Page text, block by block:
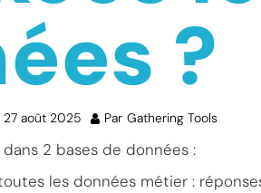
?
27 août 2025 Par Gathering Tools
2 bases de données :
les données métier :